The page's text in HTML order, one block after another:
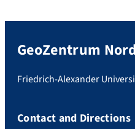
GeoZentrum
Friedrich-Alexander
Contact and Directions